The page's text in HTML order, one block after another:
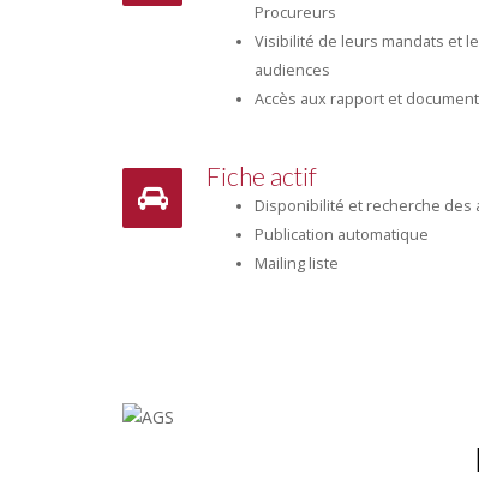
Procureurs
Visibilité de leurs mandats et
audiences
Accès aux rapport et
Fiche actif
Disponibilité et recherche des
Publication automatique
Mailing liste